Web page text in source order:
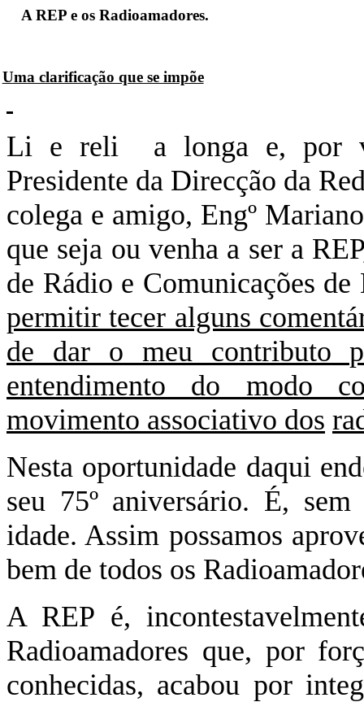
A REP e os Radioamadores.
Uma clarificação que se impõe
Li e reli a longa e, por
Presidente da Direcção da
colega e amigo, Engº
que seja ou venha a ser a
de Rádio e Comunicações
permitir tecer alguns
de dar o meu contributo
entendimento do modo
movimento associativo dos
Nesta oportunidade daqui
seu 75º aniversário. É,
idade. Assim possamos
bem de todos os
A REP é,
Radioamadores que, por
conhecidas, acabou por